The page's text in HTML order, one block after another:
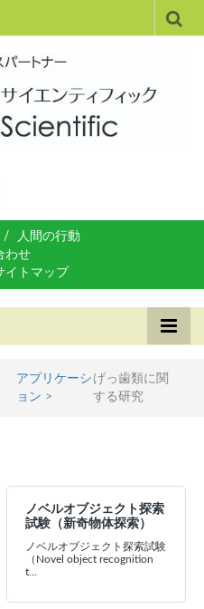
人間の行動
わせ
イトマップ
アプリケーシ
ョン >
げっ歯類に関
する研究
ノベルオブジェクト探索
試験（新奇物体探索）
ノベルオブジェクト探索試験
（Novel object recognition
t...